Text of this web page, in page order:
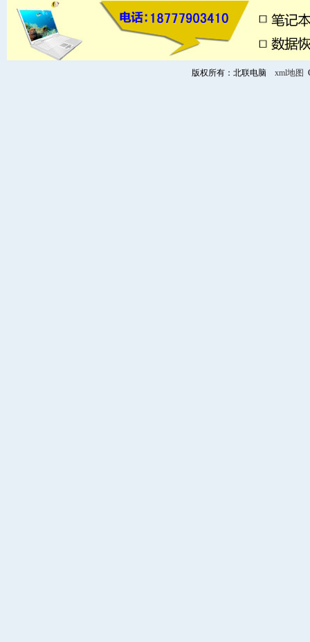
版权所有：北联电脑 xml地图